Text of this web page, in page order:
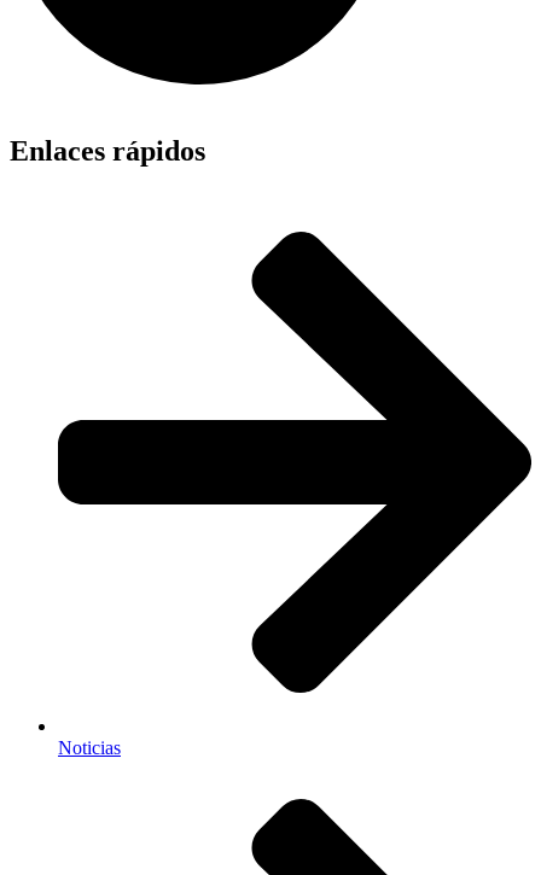
Enlaces rápidos
Noticias